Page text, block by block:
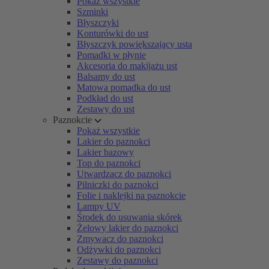
Szminki
Błyszczyki
Konturówki do ust
Błyszczyk powiększający usta
Pomadki w płynie
Akcesoria do makijażu ust
Balsamy do ust
Matowa pomadka do ust
Podkład do ust
Zestawy do ust
Paznokcie
Pokaż wszystkie
Lakier do paznokci
Lakier bazowy
Top do paznokci
Utwardzacz do paznokci
Pilniczki do paznokci
Folie i naklejki na paznokcie
Lampy UV
Środek do usuwania skórek
Żelowy lakier do paznokci
Zmywacz do paznokci
Odżywki do paznokci
Zestawy do paznokci